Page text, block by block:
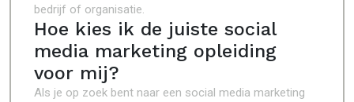
bedrijf of organisatie.
Hoe kies ik de juiste social
media marketing opleiding
voor mij?
Als je op zoek bent naar een social media marketing